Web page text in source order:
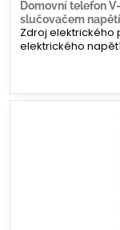
Domovní telefon
slučovačem
Zdroj elektrického
elektrického